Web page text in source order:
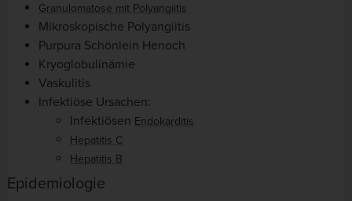
Granulomatose mit Polyangiitis
Mikroskopische Polyangiitis
Purpura Schönlein Henoch
Kryoglobulinämie
Vaskulitis
Infektiöse Ursachen:
Infektiösen Endokarditis
Hepatitis C
Hepatitis B
Epidemiologie